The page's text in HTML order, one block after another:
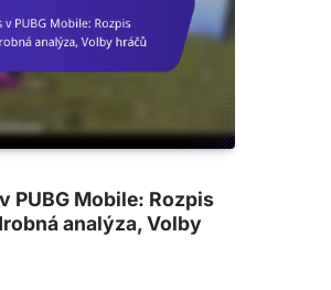
PUBG Mobile: Rozpis
analýza, Volby